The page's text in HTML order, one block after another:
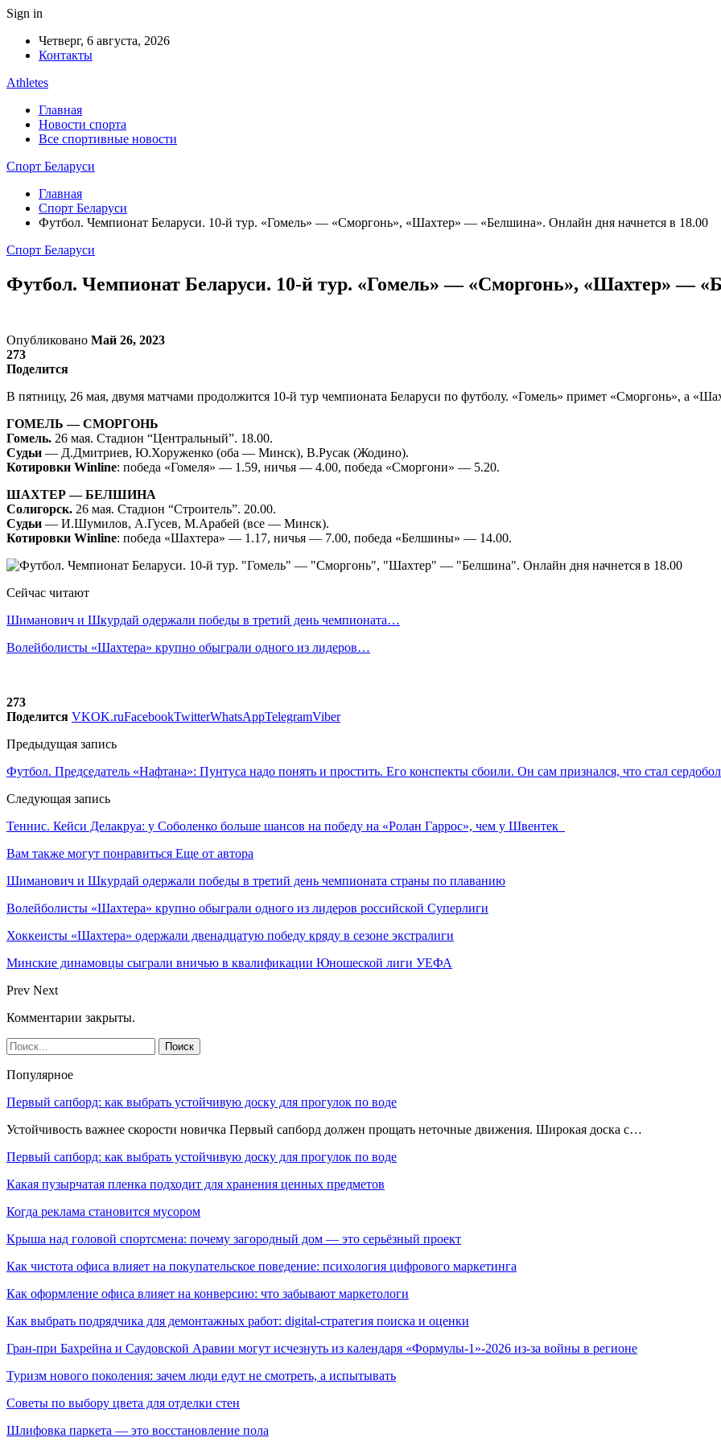
Sign in
Четверг, 6 августа, 2026
Контакты
Athletes
Главная
Новости спорта
Все спортивные новости
Спорт Беларуси
Главная
Спорт Беларуси
Футбол. Чемпионат Беларуси. 10-й тур. «Гомель» — «Сморгонь», «Шахтер» — «Белшина». Онлайн дня начнется в 18.00
Спорт Беларуси
Футбол. Чемпионат Беларуси. 10-й тур. «Гомель» — «Сморгонь», «Шахтер» —
Опубликовано Май 26, 2023
273
Поделится
В пятницу, 26 мая, двумя матчами продолжится 10-й тур чемпионата Беларуси по футболу. «Гомель» примет «Сморгонь», а
ГОМЕЛЬ — СМОРГОНЬ
Гомель. 26 мая. Стадион “Центральный”. 18.00.
Судьи — Д.Дмитриев, Ю.Хоруженко (оба — Минск), В.Русак (Жодино).
Котировки Winline: победа «Гомеля» — 1.59, ничья — 4.00, победа «Сморгони» — 5.20.
ШАХТЕР — БЕЛШИНА
Солигорск. 26 мая. Стадион “Строитель”. 20.00.
Судьи — И.Шумилов, А.Гусев, М.Арабей (все — Минск).
Котировки Winline: победа «Шахтера» — 1.17, ничья — 7.00, победа «Белшины» — 14.00.
Сейчас читают
Шиманович и Шкурдай одержали победы в третий день чемпионата…
Волейболисты «Шахтера» крупно обыграли одного из лидеров…
273
Поделится VKOK.ruFacebookTwitterWhatsAppTelegramViber
Предыдущая запись
Футбол. Председатель «Нафтана»: Пунтуса надо понять и простить. Его конспекты сбоили. Он сам признался, что стал
Следующая запись
Теннис. Кейси Делакруа: у Соболенко больше шансов на победу на «Ролан Гаррос», чем у Швентек
Вам также могут понравиться Еще от автора
Шиманович и Шкурдай одержали победы в третий день чемпионата страны по плаванию
Волейболисты «Шахтера» крупно обыграли одного из лидеров российской Суперлиги
Хоккеисты «Шахтера» одержали двенадцатую победу кряду в сезоне экстралиги
Минские динамовцы сыграли вничью в квалификации Юношеской лиги УЕФА
Prev Next
Комментарии закрыты.
Популярное
Первый сапборд: как выбрать устойчивую доску для прогулок по воде
Устойчивость важнее скорости новичка Первый сапборд должен прощать неточные движения. Широкая доска с…
Первый сапборд: как выбрать устойчивую доску для прогулок по воде
Какая пузырчатая пленка подходит для хранения ценных предметов
Когда реклама становится мусором
Крыша над головой спортсмена: почему загородный дом — это серьёзный проект
Как чистота офиса влияет на покупательское поведение: психология цифрового маркетинга
Как оформление офиса влияет на конверсию: что забывают маркетологи
Как выбрать подрядчика для демонтажных работ: digital-стратегия поиска и оценки
Гран-при Бахрейна и Саудовской Аравии могут исчезнуть из календаря «Формулы-1»-2026 из-за войны в регионе
Туризм нового поколения: зачем люди едут не смотреть, а испытывать
Советы по выбору цвета для отделки стен
Шлифовка паркета — это восстановление пола